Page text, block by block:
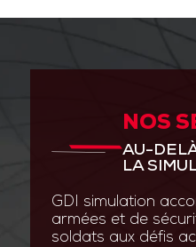
NOS
AU-
LA
GDI simulation
armées et de
soldats aux défis